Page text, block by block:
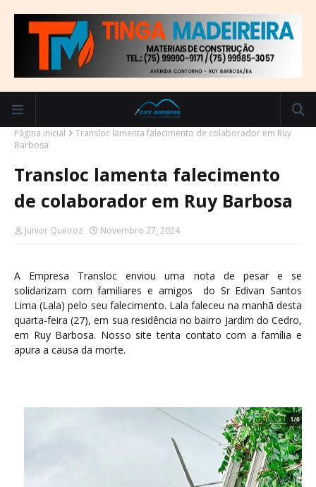
Página inicial
Transloc lamenta falecimento de colaborador em Ruy
Barbosa
Transloc lamenta falecimento
de colaborador em Ruy Barbosa
Junior Queiroz Novembro 27, 2024
A Empresa Transloc enviou uma nota de pesar e se
solidarizam com familiares e amigos do Sr Edivan Santos
Lima (Lala) pelo seu falecimento. Lala faleceu na manhã desta
quarta-feira (27), em sua residência no bairro Jardim do Cedro,
em Ruy Barbosa. Nosso site tenta contato com a família e
apura a causa da morte.